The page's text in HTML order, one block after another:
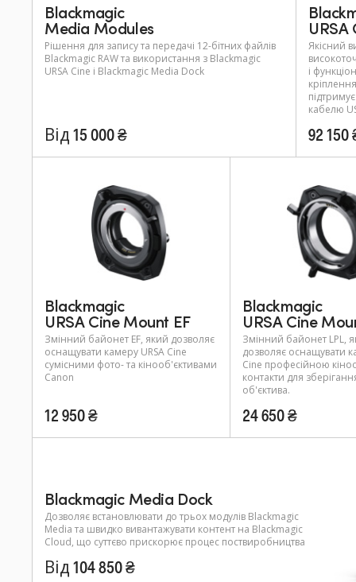
Blackmagic
Media Modules
Рішення для запису та передачі 12-бітних файлів
Blackmagic RAW та використання з Blackmagic
URSA Cine і Blackmagic Media Dock
Від 15 000 ₴
URSA
Якісний
і
кабелю
92 150
Blackmagic
URSA Cine Mount EF
Змінний байонет EF, який дозволяє
оснащувати камеру URSA Cine
сумісними фото- та кінооб'єктивами
Canon
12 950 ₴
Blackmagic
URSA Cine
Змінний байонет LPL,
дозволяє оснащувати
Cine професійною
контакти для
об'єктива.
24 650 ₴
Blackmagic Media Dock
Дозволяє встановлювати до трьох модулів Blackmagic
Media та швидко вивантажувати контент на Blackmagic
Cloud, що суттєво прискорює процес поствиробництва
Від 104 850 ₴